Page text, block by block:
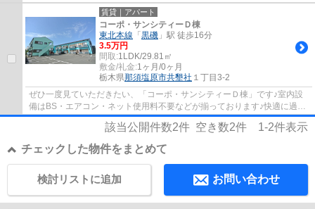
ます☆一口コンロが付いている物件です☆新し...
賃貸｜アパート
コーポ・サンシティーＤ棟
東北本線 「 黒磯 」駅 徒歩16分
3.5万円
間取:1LDK/29.81㎡
敷金/礼金:1ヶ月/0ヶ月
栃木県那須塩原市共墾社 １丁目3-2
ぜひ一度見ていただきたい、「コーポ・サンシティーＤ棟」です♪室内設
備はBS・エアコン・ネット使用料不要などが揃っております♪快適に過ご
せる角部屋のお部屋♪(*´ω`*)
該当公開件数2件 空き数2件 1-2件表示
チェックした物件をまとめて
お問い合わせ
検討リストに追加